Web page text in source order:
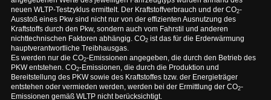
neuen WLTP-Testzyklus ermittelt. Der Kraftstoffverbrauch und der CO2-
Ausstoß eines Pkw sind nicht nur von der effizienten Ausnutzung des
Kraftstoffs durch den Pkw, sondern auch vom Fahrstil und anderen
nichttechnischen Faktoren abhängig. CO2ist das für die Erderwärmung
hauptverantwortliche Treibhausgas.
Es werden nur die CO2-Emissionen angegeben, die durch den Betrieb des
PKW entstehen. CO2-Emissionen, die durch die Produktion und
Bereitstellung des PKW sowie des Kraftstoffes bzw. der Energieträger
entstehen oder vermieden werden, werden bei der Ermittlung der CO2-
Emissionen gemäß WLTP nicht berücksichtigt.